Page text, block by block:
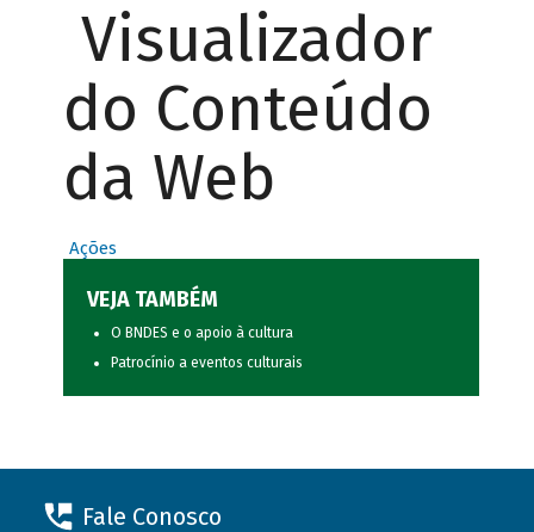
Visualizador
do Conteúdo
da Web
Ações
VEJA TAMBÉM
O BNDES e o apoio à cultura
Patrocínio a eventos culturais
Fale Conosco